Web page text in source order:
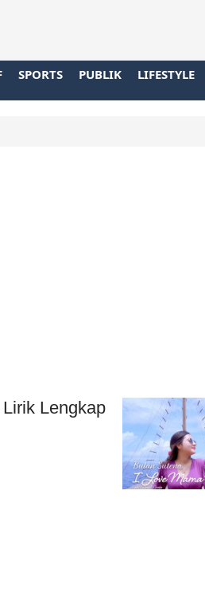
SPORTS PUBLIK LIFESTYLE
Lengkap